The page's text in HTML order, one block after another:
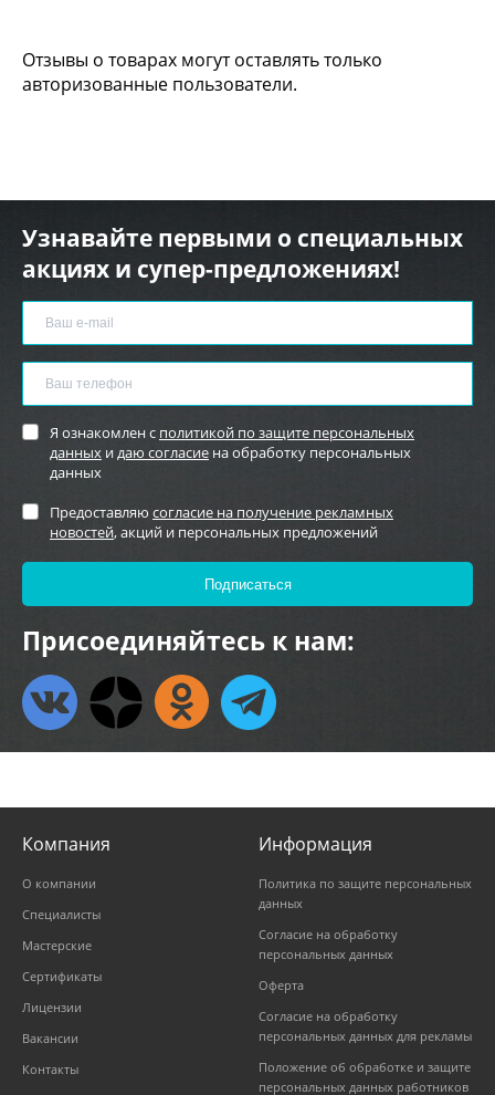
Отзывы о товарах могут оставлять только
авторизованные пользователи.
Узнавайте первыми о специальных
акциях и супер-предложениях!
Я ознакомлен с политикой по защите персональных
данных и даю согласие на обработку персональных
данных
Предоставляю согласие на получение рекламных
новостей, акций и персональных предложений
Присоединяйтесь к нам:
Компания
О компании
Специалисты
Мастерские
Сертификаты
Лицензии
Вакансии
Контакты
Информация
Политика по защите персональных
данных
Согласие на обработку
персональных данных
Оферта
Согласие на обработку
персональных данных для рекламы
Положение об обработке и защите
персональных данных работников